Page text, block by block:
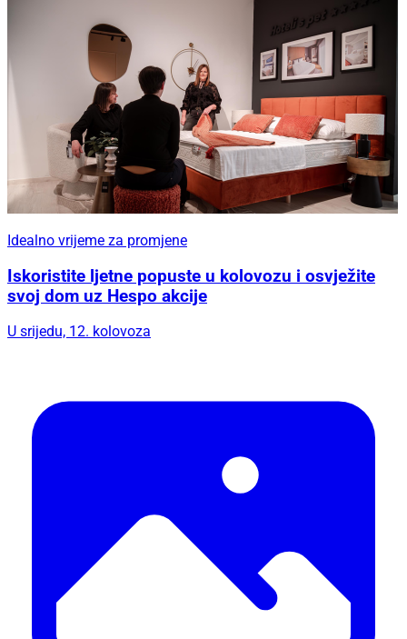
Idealno vrijeme za promjene
Iskoristite ljetne popuste u kolovozu i osvježite
svoj dom uz Hespo akcije
U srijedu, 12. kolovoza